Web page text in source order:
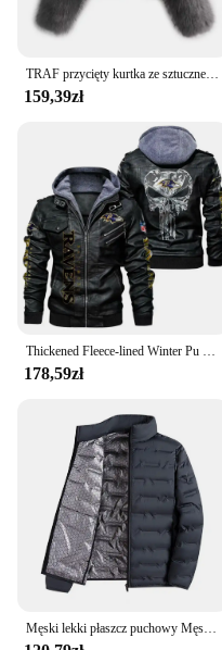
TRAF przycięty kurtka ze sztucznego futra damski puszysty zimowy płaszcz damski 2023 luksusowy elegancki kurtki damskie kardigan z długim rękawem krótkie płaszcze
159,39zł
Thickened Fleece-lined Winter Pu Leather Jacket Harajuku Style Loose Fit For Men Women European Fashion Top Seller
178,59zł
Męski lekki płaszcz puchowy Męska kurtka puchowa ze stójką Biała kurtka puchowa z kieszeniami na zamek błyskawiczny Pikowana odzież wierzchnia dla długiej